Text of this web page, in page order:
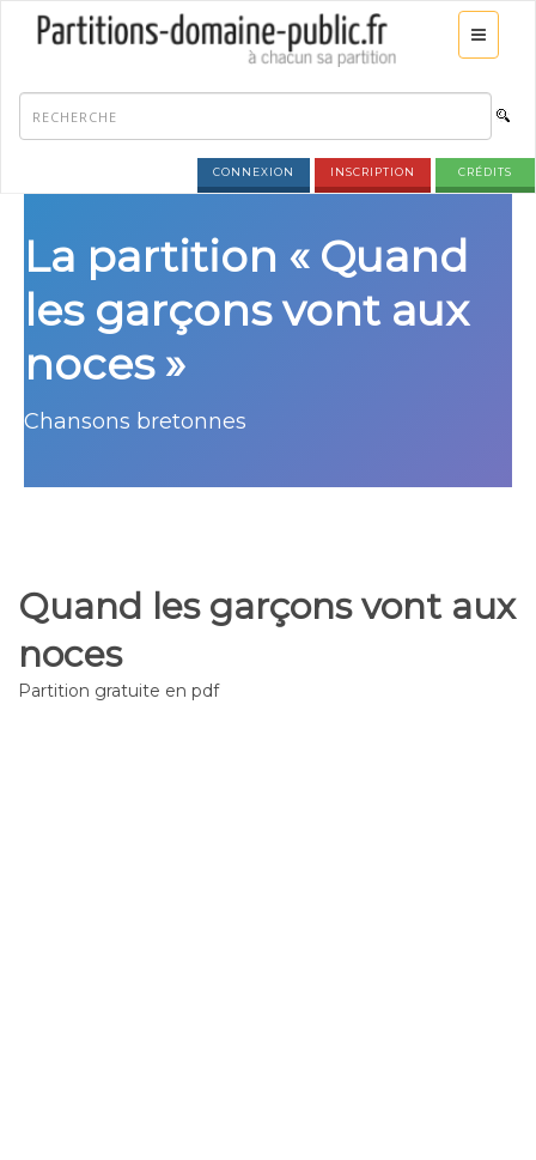
CONNEXION INSCRIPTION CRÉDITS
La partition « Quand
les garçons vont aux
noces »
Chansons bretonnes
Quand les garçons vont aux
noces
Partition gratuite en pdf